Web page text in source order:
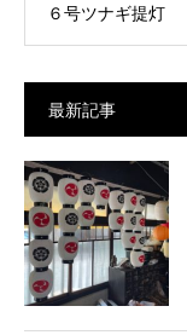
６号ツナギ提灯
最新記事